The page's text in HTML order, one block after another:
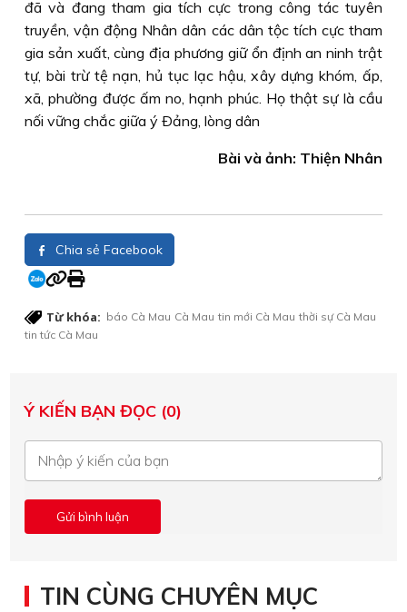
đã và đang tham gia tích cực trong công tác tuyên
truyền, vận động Nhân dân các dân tộc tích cực tham
gia sản xuất, cùng địa phương giữ ổn định an ninh trật
tự, bài trừ tệ nạn, hủ tục lạc hậu, xây dựng khóm, ấp,
xã, phường được ấm no, hạnh phúc. Họ thật sự là cầu
nối vững chắc giữa ý Ðảng, lòng dân
Bài và ảnh: Thiện Nhân
Chia sẻ Facebook
Từ khóa: báo Cà Mau Cà Mau tin mới Cà Mau thời sự Cà Mau
tin tức Cà Mau
Ý KIẾN BẠN ĐỌC (0)
TIN CÙNG CHUYÊN MỤC